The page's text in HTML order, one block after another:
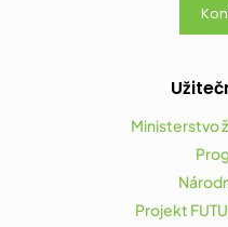
Ministerstvo
Projekt